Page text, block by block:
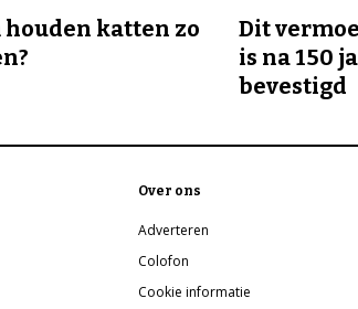
houden katten zo
Dit
is na 150
bevestigd
Over ons
Adverteren
Colofon
Cookie informatie